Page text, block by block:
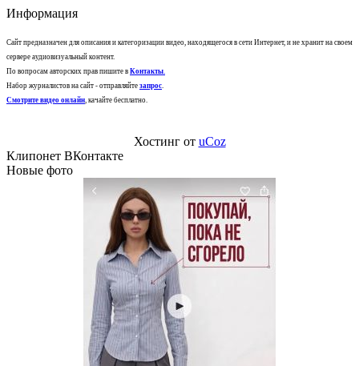
Информация
Сайт предназначен для описания и категоризации видео, находящегося в сети Интернет, и не хранит на своем
сервере аудиовизуальный контент.
По вопросам авторских прав пишите в Контакты.
Набор журналистов на сайт - отправляйте запрос.
Смотрите видео онлайн, качайте бесплатно.
Хостинг от uCoz
Клипонет ВКонтакте
Новые фото